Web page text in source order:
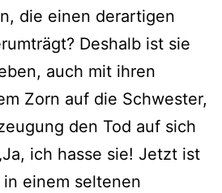
die einen derartigen
Deshalb ist sie
auch mit ihren
Zorn auf die Schwester,
den Tod auf sich
ich hasse sie! Jetzt ist
in einem seltenen